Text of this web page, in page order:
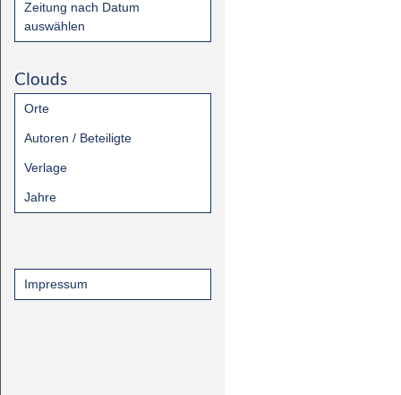
Zeitung nach Datum
auswählen
Clouds
Orte
Autoren / Beteiligte
Verlage
Jahre
Impressum